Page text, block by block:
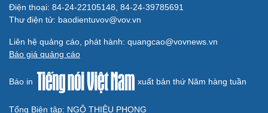
Điện thoại: 84-24-22105148, 84-24-39785691
Thư điện tử: baodientuvov@vov.vn
Liên hệ quảng cáo, phát hành: quangcao@vovnews.vn
Báo giá quảng cáo
Báo in xuất bản thứ Năm hàng tuần
Tổng Biên tập: NGÔ THIỆU PHONG